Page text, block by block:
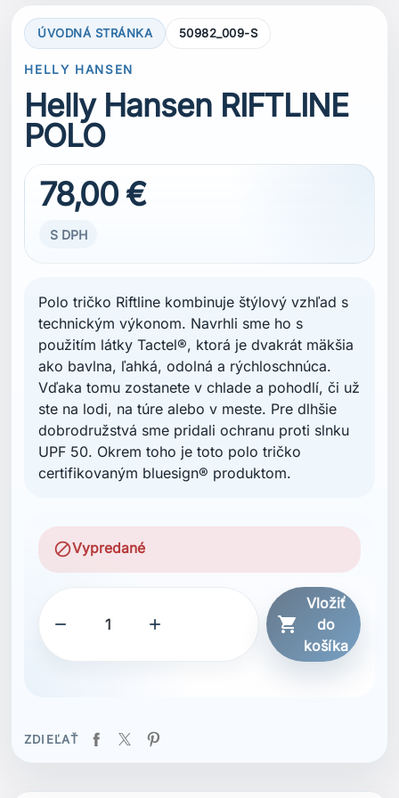
ÚVODNÁ STRÁNKA 50982_009-S
HELLY HANSEN
Helly Hansen RIFTLINE
POLO
78,00 €
S DPH
Polo tričko Riftline kombinuje štýlový vzhľad s
technickým výkonom. Navrhli sme ho s
použitím látky Tactel®, ktorá je dvakrát mäkšia
ako bavlna, ľahká, odolná a rýchloschnúca.
Vďaka tomu zostanete v chlade a pohodlí, či už
ste na lodi, na túre alebo v meste. Pre dlhšie
dobrodružstvá sme pridali ochranu proti slnku
UPF 50. Okrem toho je toto polo tričko
certifikovaným bluesign® produktom.
blockVypredané
  
Vložiť
do
košíka
ZDIEĽAŤ